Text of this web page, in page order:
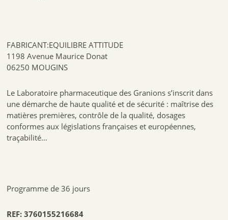
FABRICANT:EQUILIBRE ATTITUDE
1198 Avenue Maurice Donat
06250 MOUGINS
Le Laboratoire pharmaceutique des Granions s’inscrit dans
une démarche de haute qualité et de sécurité : maîtrise des
matières premières, contrôle de la qualité, dosages
conformes aux législations françaises et européennes,
traçabilité…
Programme de 36 jours
REF:3760155216684